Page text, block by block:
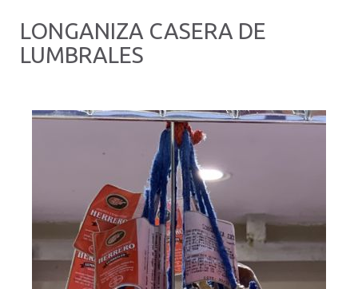
LONGANIZA CASERA DE
LUMBRALES